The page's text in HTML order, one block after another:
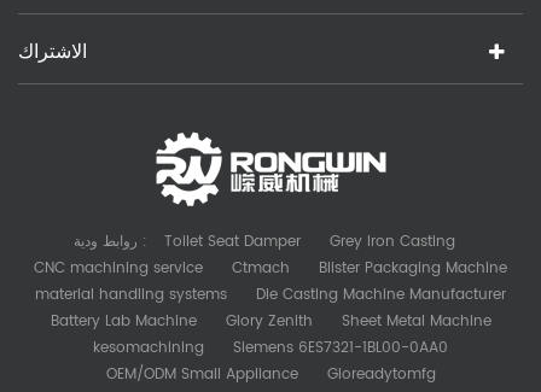
الاشتراك
روابط ودية : Toilet Seat Damper
Grey Iron Casting
CNC machining service
Ctmach
Blister Packaging Machine
material handling systems
Die Casting Machine Manufacturer
Battery Lab Machine
Glory Zenith
Sheet Metal Machine
kesomachining
Siemens 6ES7321-1BL00-0AA0
OEM/ODM Small Appliance
Gloreadytomfg